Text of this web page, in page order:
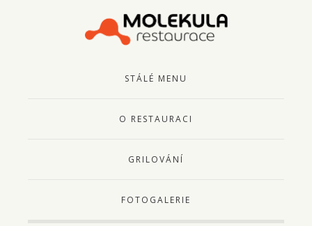
STÁLÉ MENU
O RESTAURACI
GRILOVÁNÍ
FOTOGALERIE